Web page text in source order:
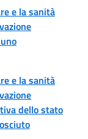
e la sanità
e la sanità
dello stato